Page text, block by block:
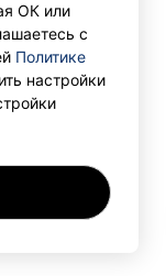
ОК или
с
Политике
настройки